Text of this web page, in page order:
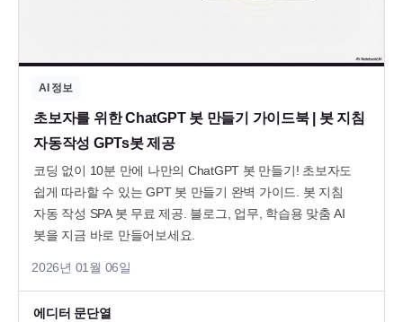
AI 정보
초보자를 위한 ChatGPT 봇 만들기 가이드북 | 봇 지침
자동작성 GPTs봇 제공
코딩 없이 10분 만에 나만의 ChatGPT 봇 만들기! 초보자도
쉽게 따라할 수 있는 GPT 봇 만들기 완벽 가이드. 봇 지침
자동 작성 SPA 봇 무료 제공. 블로그, 업무, 학습용 맞춤 AI
봇을 지금 바로 만들어보세요.
2026년 01월 06일
에디터 문단열